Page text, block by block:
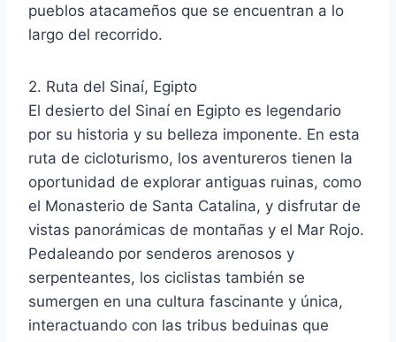
pueblos atacameños que se encuentran a lo
largo del recorrido.
2. Ruta del Sinaí, Egipto
El desierto del Sinaí en Egipto es legendario
por su historia y su belleza imponente. En esta
ruta de cicloturismo, los aventureros tienen la
oportunidad de explorar antiguas ruinas, como
el Monasterio de Santa Catalina, y disfrutar de
vistas panorámicas de montañas y el Mar Rojo.
Pedaleando por senderos arenosos y
serpenteantes, los ciclistas también se
sumergen en una cultura fascinante y única,
interactuando con las tribus beduinas que